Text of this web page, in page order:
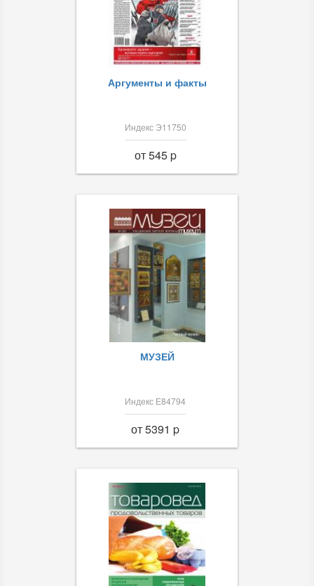
Аргументы и факты
Индекс Э11750
от 545 p
МУЗЕЙ
Индекс Е84794
от 5391 p